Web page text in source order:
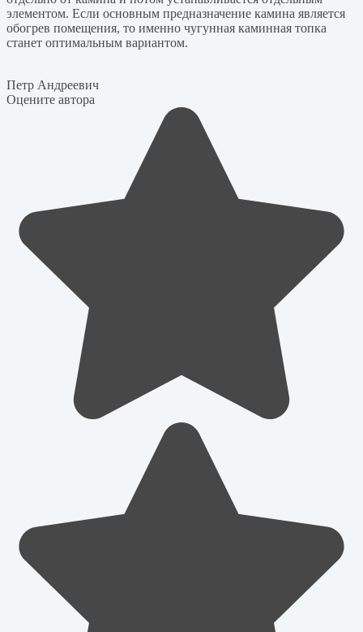
элементом. Если основным предназначение камина является
обогрев помещения, то именно чугунная каминная топка
станет оптимальным вариантом.
Петр Андреевич
Оцените автора